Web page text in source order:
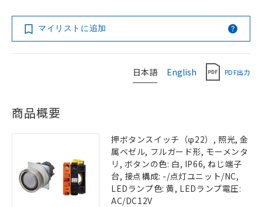
マイリストに追加
日本語 English PDF出力
商品概要
押ボタンスイッチ（φ22）, 照光, 金
属ベゼル, フルガード形, モーメンタ
リ, ボタンの色: 白, IP66, ねじ端子
台, 接点構成: -/点灯ユニット/NC,
LEDランプ色: 黄, LEDランプ電圧:
AC/DC12V